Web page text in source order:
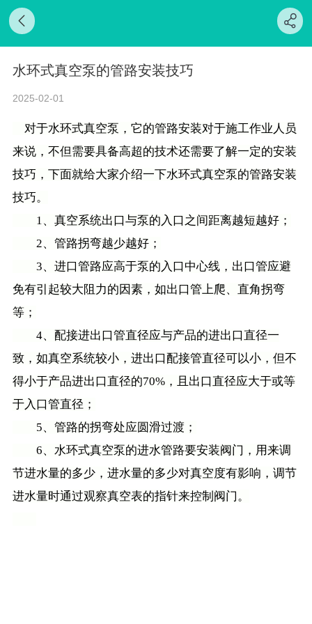
水环式真空泵的管路安装技巧
2025-02-01
对于水环式真空泵，它的管路安装对于施工作业人员
来说，不但需要具备高超的技术还需要了解一定的安装
技巧，下面就给大家介绍一下水环式真空泵的管路安装
技巧。
1、真空系统出口与泵的入口之间距离越短越好；
2、管路拐弯越少越好；
3、进口管路应高于泵的入口中心线，出口管应避
免有引起较大阻力的因素，如出口管上爬、直角拐弯
等；
4、配接进出口管直径应与产品的进出口直径一
致，如真空系统较小，进出口配接管直径可以小，但不
得小于产品进出口直径的70%，且出口直径应大于或等
于入口管直径；
5、管路的拐弯处应圆滑过渡；
6、水环式真空泵的进水管路要安装阀门，用来调
节进水量的多少，进水量的多少对真空度有影响，调节
进水量时通过观察真空表的指针来控制阀门。